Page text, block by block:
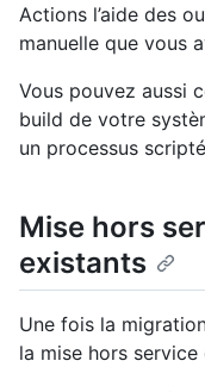
Actions l’aide des
manuelle que vous
Vous pouvez aussi
build de votre
un processus
Mise hors
existants
Une fois la
la mise hors